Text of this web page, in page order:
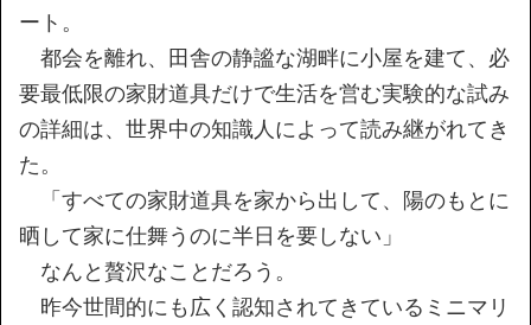
ート。
都会を離れ、田舎の静謐な湖畔に小屋を建て、必
要最低限の家財道具だけで生活を営む実験的な試み
の詳細は、世界中の知識人によって読み継がれてき
た。
「すべての家財道具を家から出して、陽のもとに
晒して家に仕舞うのに半日を要しない」
なんと贅沢なことだろう。
昨今世間的にも広く認知されてきているミニマリ